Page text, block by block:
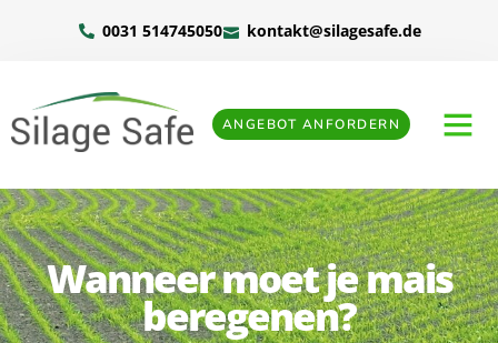
0031 514745050 kontakt@silagesafe.de
ANGEBOT ANFORDERN
Wanneer moet je mais
beregenen?